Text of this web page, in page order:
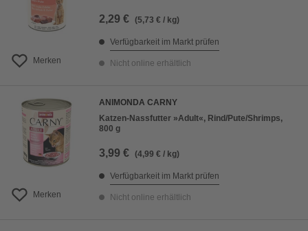
Merken
2,29 € (5,73 € / kg)
Verfügbarkeit im Markt prüfen
Nicht online erhältlich
Merken
ANIMONDA CARNY
Katzen-Nassfutter »Adult«, Rind/Pute/Shrimps,
800 g
3,99 € (4,99 € / kg)
Verfügbarkeit im Markt prüfen
Nicht online erhältlich